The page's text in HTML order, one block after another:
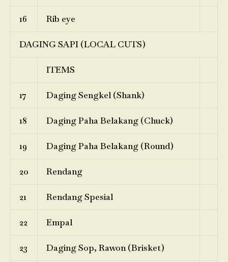
16 Rib eye
DAGING SAPI (LOCAL CUTS)
ITEMS
17 Daging Sengkel (Shank)
18 Daging Paha Belakang (Chuck)
19 Daging Paha Belakang (Round)
20 Rendang
21 Rendang Spesial
22 Empal
23 Daging Sop, Rawon (Brisket)